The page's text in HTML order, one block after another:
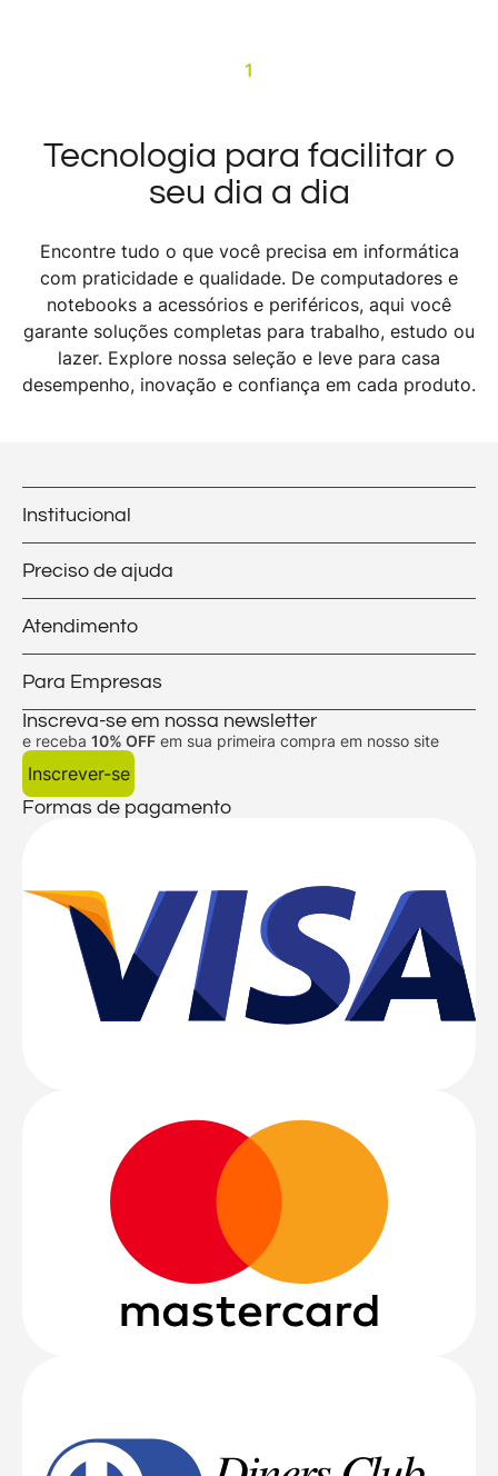
1
Tecnologia para facilitar o
seu dia a dia
Encontre tudo o que você precisa em informática
com praticidade e qualidade. De computadores e
notebooks a acessórios e periféricos, aqui você
garante soluções completas para trabalho, estudo ou
lazer. Explore nossa seleção e leve para casa
desempenho, inovação e confiança em cada produto.
Institucional
Preciso de ajuda
Atendimento
Para Empresas
Inscreva-se em nossa newsletter
e receba 10% OFF em sua primeira compra em nosso site
Inscrever-se
Formas de pagamento